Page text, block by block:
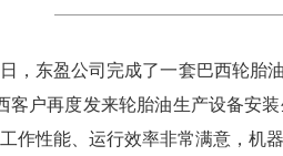
日，东盈公司完成了一套巴西轮
客户再度发来轮胎油生产设备安
作性能、运行效率非常满意，机